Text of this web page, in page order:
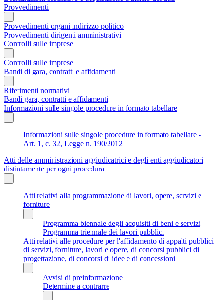
Provvedimenti
Provvedimenti organi indirizzo politico
Provvedimenti dirigenti amministrativi
Controlli sulle imprese
Controlli sulle imprese
Bandi di gara, contratti e affidamenti
Riferimenti normativi
Bandi gara, contratti e affidamenti
Informazioni sulle singole procedure in formato tabellare
Informazioni sulle singole procedure in formato tabellare -
Art. 1, c. 32, Legge n. 190/2012
Atti delle amministrazioni aggiudicatrici e degli enti aggiudicatori
distintamente per ogni procedura
Atti relativi alla programmazione di lavori, opere, servizi e
forniture
Programma biennale degli acquisiti di beni e servizi
Programma triennale dei lavori pubblici
Atti relativi alle procedure per l'affidamento di appalti pubblici
di servizi, forniture, lavori e opere, di concorsi pubblici di
progettazione, di concorsi di idee e di concessioni
Avvisi di preinformazione
Determine a contrarre